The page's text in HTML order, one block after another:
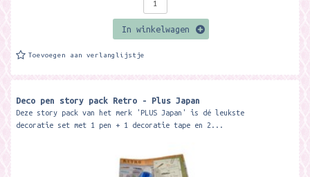
In winkelwagen
Toevoegen aan verlanglijstje
Deco pen story pack Retro - Plus Japan
Deze story pack van het merk 'PLUS Japan' is dé leukste
decoratie set met 1 pen + 1 decoratie tape en 2...